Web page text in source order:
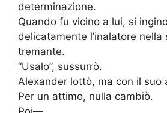
determinazione.
Quando fu vicino a lui, si
delicatamente l’inalatore nella
tremante.
“Usalo”, sussurrò.
Alexander lottò, ma con il suo
Per un attimo, nulla cambiò.